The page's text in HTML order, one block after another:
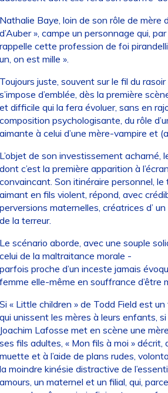
Baye, loin de son rôle de mère
», campe un personnage qui,
cette profession de foi
on est mille ».
juste, souvent sur le fil du
d’emblée, dès la première
difficile qui la fera évoluer, sans en
psychologisante, du rôle
à celui d’une mère-vampire et
de son investissement acharné,
c’est la première apparition à
Son itinéraire personnel,
en fils violent, répond, avec
maternelles, créatrices d’
la terreur.
scénario aborde, avec une souple
de la maltraitance morale -
proche d’un inceste jamais
elle-même en souffrance d’être
« Little children » de Todd Field est
unissent les mères à leurs enfants,
Lafosse met en scène une
fils adultes, « Mon fils à moi » décrit,
et à l’aide de plans rudes,
moindre kinésie distractive de
un maternel et un filial, qui,